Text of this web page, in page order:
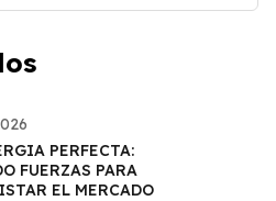
PERFECTA:
FUERZAS PARA
EL MERCADO